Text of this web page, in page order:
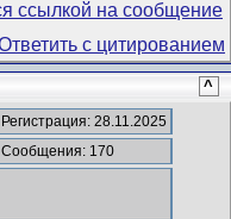
^
Регистрация: 28.11.2025
Сообщения: 170